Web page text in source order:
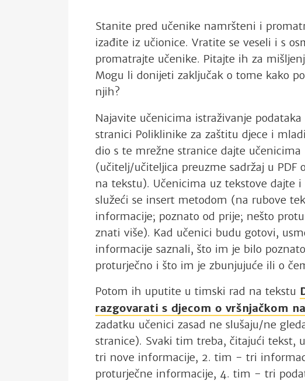
Stanite pred učenike namršteni i
izađite iz učionice. Vratite se veseli i s
promatrajte učenike. Pitajte ih za
Mogu li donijeti zaključak o tome kako
njih?
Najavite učenicima istraživanje podataka
stranici Poliklinike za zaštitu djece i
dio s te mrežne stranice dajte
(učitelj/učiteljica preuzme sadržaj u PDF
na tekstu). Učenicima uz tekstove dajte
služeći se insert metodom (na rubove
informacije; poznato od prije; nešto
znati više). Kad učenici budu gotovi,
informacije saznali, što im je bilo
proturječno i što im je zbunjujuće ili o
Potom ih uputite u timski rad na tekstu
razgovarati s djecom o vršnjačkom
zadatku učenici zasad ne slušaju/ne
stranice). Svaki tim treba, čitajući tekst,
tri nove informacije, 2. tim - tri
proturječne informacije, 4. tim - tri